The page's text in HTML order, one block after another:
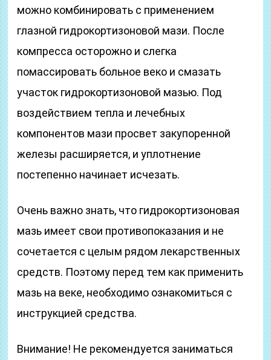
можно комбинировать с применением
глазной гидрокортизоновой мази. После
компресса осторожно и слегка
помассировать больное веко и смазать
участок гидрокортизоновой мазью. Под
воздействием тепла и лечебных
компонентов мази просвет закупоренной
железы расширяется, и уплотнение
постепенно начинает исчезать.
Очень важно знать, что гидрокортизоновая
мазь имеет свои противопоказания и не
сочетается с целым рядом лекарственных
средств. Поэтому перед тем как применить
мазь на веке, необходимо ознакомиться с
инструкцией средства.
Внимание! Не рекомендуется заниматься